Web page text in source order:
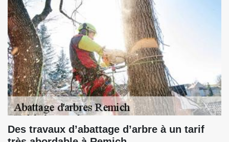
Des travaux d’abattage d’arbre à un tarif